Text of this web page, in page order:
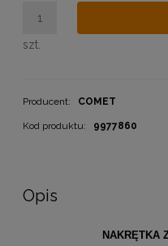
szt.
Producent: COMET
Kod produktu: 9977860
Opis
NAKRĘTKA